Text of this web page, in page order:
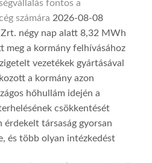
fontos a
számára 2026-08-08
négy nap alatt 8,32 MWh
meg a kormány felhívásához
vezetékek gyártásával
a kormány azon
hőhullám idején a
csökkentését
érdekelt társaság gyorsan
és több olyan intézkedést